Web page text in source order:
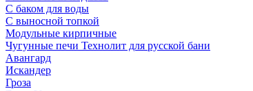
С баком для воды
С выносной топкой
Модульные кирпичные
Чугунные печи Технолит для русской бани
Авангард
Искандер
Гроза